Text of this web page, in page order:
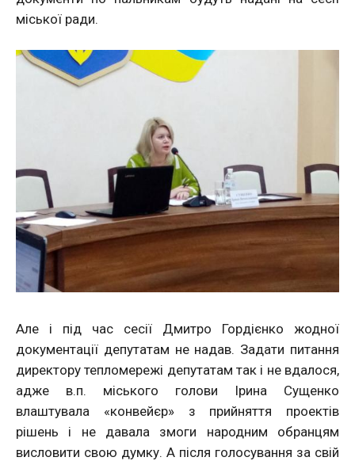
міської ради.
Але і під час сесії Дмитро Гордієнко жодної
документації депутатам не надав. Задати питання
директору тепломережі депутатам так і не вдалося,
адже в.п. міського голови Ірина Сущенко
влаштувала «конвейєр» з прийняття проектів
рішень і не давала змоги народним обранцям
висловити свою думку. А після голосування за свій